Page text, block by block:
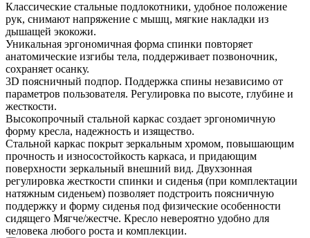
Классические стальные подлокотники, удобное положение
рук, снимают напряжение с мышц, мягкие накладки из
дышащей экокожи.
Уникальная эргономичная форма спинки повторяет
анатомические изгибы тела, поддерживает позвоночник,
сохраняет осанку.
3D поясничный подпор. Поддержка спины независимо от
параметров пользователя. Регулировка по высоте, глубине и
жесткости.
Высокопрочный стальной каркас создает эргономичную
форму кресла, надежность и изящество.
Стальной каркас покрыт зеркальным хромом, повышающим
прочность и износостойкость каркаса, и придающим
поверхности зеркальный внешний вид. Двухзонная
регулировка жесткости спинки и сиденья (при комплектации
натяжным сиденьем) позволяет подстроить поясничную
поддержку и форму сиденья под физические особенности
сидящего Мягче/жестче. Кресло невероятно удобно для
человека любого роста и комплекции.